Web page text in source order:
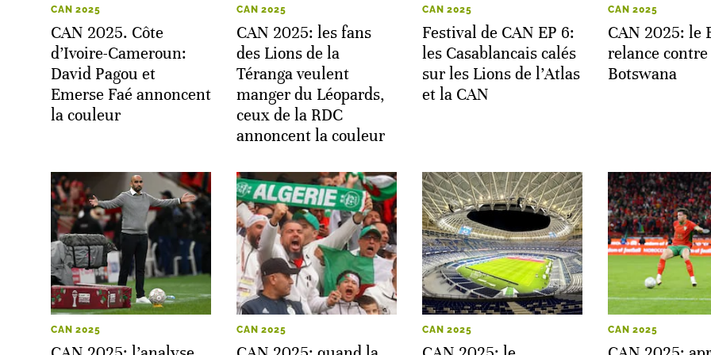
CAN 2025
CAN 2025. Côte
d’Ivoire-Cameroun:
David Pagou et
Emerse Faé annoncent
la couleur
CAN 2025
CAN 2025: les fans
des Lions de la
Téranga veulent
manger du Léopards,
ceux de la RDC
annoncent la couleur
CAN 2025
Festival de CAN EP 6:
les Casablancais calés
sur les Lions de l’Atlas
et la CAN
CAN 2025
CAN 2025: le
relance
Botswana
CAN 2025 CAN 2025 CAN 2025 CAN 2025